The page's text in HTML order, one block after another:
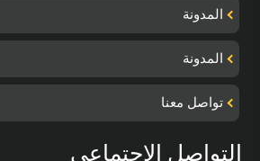
المدونة
المدونة
تواصل معنا
التواصل الإجتماعي